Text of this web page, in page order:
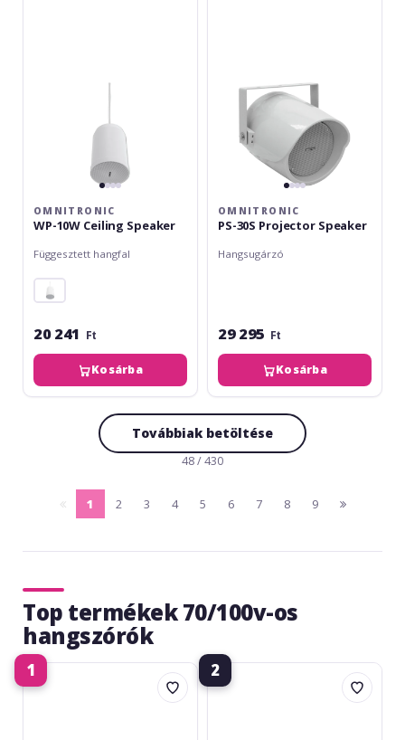
OMNITRONIC
WP-10W Ceiling Speaker
Függesztett hangfal
20 241 Ft
Kosárba
OMNITRONIC
PS-30S Projector Speaker
Hangsugárzó
29 295 Ft
Kosárba
Továbbiak betöltése
48 / 430
pagina
1
(current)
2 3 4 5 6 7 8 9
pagina
Top termékek 70/100v-os
hangszórók
1
Monacor
EDL-
2
Monacor
EDL-